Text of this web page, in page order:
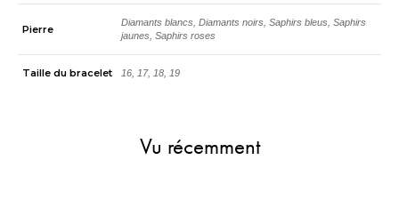
Pierre
Diamants blancs, Diamants noirs, Saphirs bleus, Saphirs
jaunes, Saphirs roses
Taille du bracelet 16, 17, 18, 19
Vu récemment